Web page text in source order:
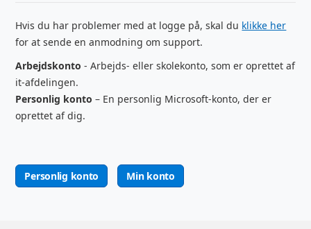
Hvis du har problemer med at logge på, skal du klikke her
for at sende en anmodning om support.
Arbejdskonto - Arbejds- eller skolekonto, som er oprettet af
it-afdelingen.
Personlig konto – En personlig Microsoft-konto, der er
oprettet af dig.
Personlig konto Min konto